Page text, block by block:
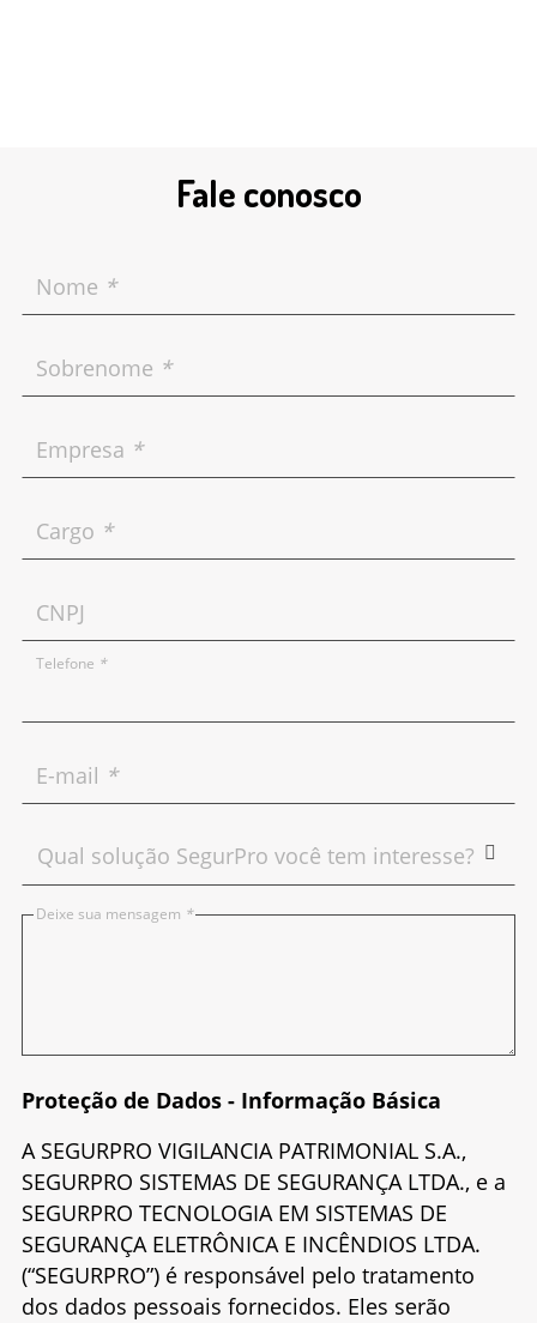
Fale conosco
Nome *
Sobrenome *
Empresa *
Cargo *
CNPJ
Telefone *
E-mail *
Deixe sua mensagem *
Proteção de Dados - Informação Básica
A SEGURPRO VIGILANCIA PATRIMONIAL S.A.,
SEGURPRO SISTEMAS DE SEGURANÇA LTDA., e a
SEGURPRO TECNOLOGIA EM SISTEMAS DE
SEGURANÇA ELETRÔNICA E INCÊNDIOS LTDA.
(“SEGURPRO”) é responsável pelo tratamento
dos dados pessoais fornecidos. Eles serão